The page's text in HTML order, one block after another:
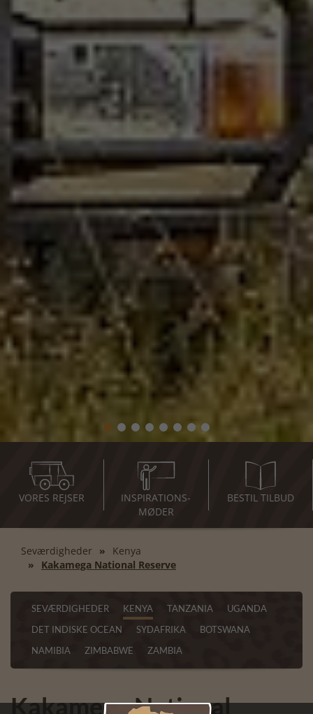
VORES REJSER
INSPIRATIONS-
MØDER
BESTIL TILBUD
Seværdigheder
Kenya
Kakamega National Reserve
SEVÆRDIGHEDER KENYA TANZANIA
UGANDA
DET INDISKE OCEAN
SYDAFRIKA
BOTSWANA
NAMIBIA
ZIMBABWE ZAMBIA
Kakamega National